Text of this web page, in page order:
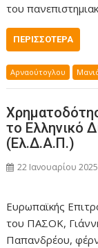
του
ΠΕΡΙΣΣΌΤΕΡΑ
Αρναούτογλου
το Ελληνικό
(Ελ.Δ.Α.Π.)
22 Ιανουαρίου 2025
Ευρωπαϊκής
του ΠΑΣΟΚ,
Παπανδρέου,